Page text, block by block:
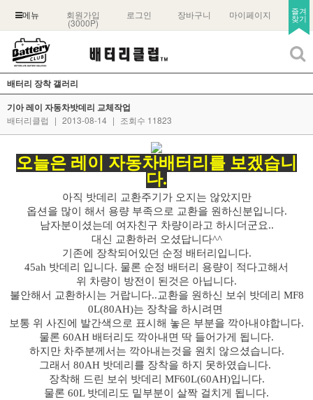
메뉴 회원가입
(3000P)
로그인 장바구니 마이페이지 즐겨
찾기
배터리 장착 갤러리
기아 레이 자동차밧데리 교체작업
배터리클럽 | 2013-08-14 | 조회수 11823
오늘은 레이 자동차배터리를 보겠습니
다.
아직 밧데리 교환주기가 오지는 않았지만
옵션을 많이 해서 용량 부족으로 교환을 원하신분입니다.
남자분이셨는데 여자친구 차량이라고 하시더군요..
대신 교환하러 오셨답니다^^
기존에 장착되어있던 순정 배터리입니다.
45ah 밧데리 입니다. 물론 순정 배터리 용량이 적다고해서
위 차량이 방전이 된것은 아닙니다.
불안해서 교환하시는 거랍니다..교환을 원하신 보쉬 밧데리 MF8
0L(80AH)는 장착을 하시려면
보통 위 사진에 발간색으로 표시해 놓은 부분을 깍아내야합니다.
물론 60AH 배터리도 깍아내면 딱 들어가게 됩니다.
하지만 차주분께서는 깍아내는것을 원치 않으셨습니다.
그래서 80AH 밧데리를 장착을 하지 못하였습니다.
장착해 드린 보쉬 밧데리 MF60L(60AH)입니다.
물론 60L 밧데리도 밑부분이 살짝 걸치게 됩니다.